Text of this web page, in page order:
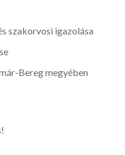
szakorvosi igazolása
Bereg megyében